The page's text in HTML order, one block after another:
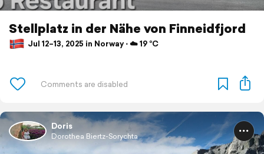
Stellplatz in der Nähe von Finneidfjord
Jul 12–13, 2025 in Norway ⋅ ☁️ 19 °C
Doris
Dorothea Biertz-Sorychta